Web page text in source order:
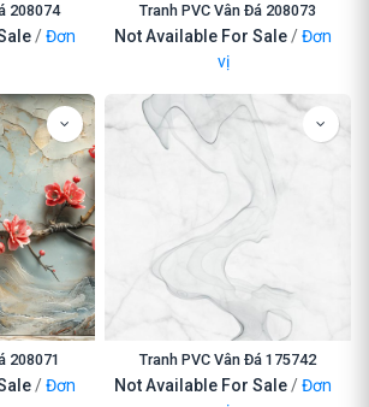
208074
/Đơn
Tranh PVC Vân Đá 208073
Not Available For Sale/Đơn
vị
208071
/Đơn
Tranh PVC Vân Đá 175742
Not Available For Sale/Đơn